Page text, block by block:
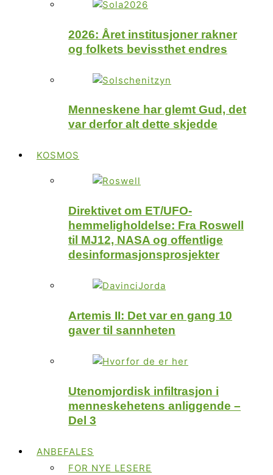
2026: Året institusjoner rakner
og folkets bevissthet endres
Menneskene har glemt Gud, det
var derfor alt dette skjedde
KOSMOS
Direktivet om ET/UFO-
hemmeligholdelse: Fra Roswell
til MJ12, NASA og offentlige
desinformasjonsprosjekter
Artemis II: Det var en gang 10
gaver til sannheten
Utenomjordisk infiltrasjon i
menneskehetens anliggende –
Del 3
ANBEFALES
FOR NYE LESERE